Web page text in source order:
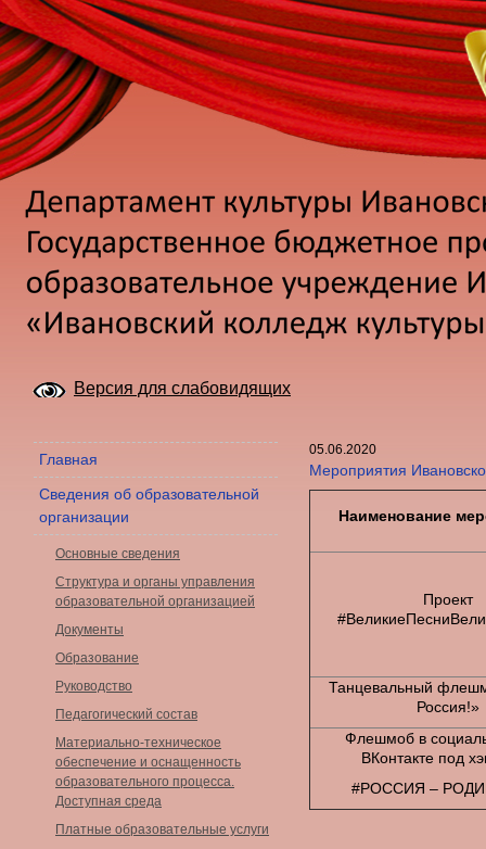
Версия для слабовидящих
Главная
Сведения об образовательной
организации
Основные сведения
Структура и органы управления
образовательной организацией
Документы
Образование
Руководство
Педагогический состав
Материально-техническое
обеспечение и оснащенность
образовательного процесса.
Доступная среда
Платные образовательные услуги
05.06.2020
Мероприятия
Наименование
Проект
Танцевальный
Россия!»
Флешмоб в
ВКонтакте под
#РОССИЯ –